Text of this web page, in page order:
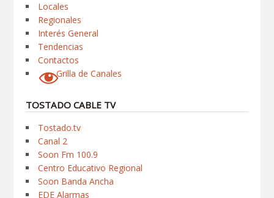
Locales
Regionales
Interés General
Tendencias
Contactos
Grilla de Canales
TOSTADO CABLE TV
Tostado.tv
Canal 2
Soon Fm 100.9
Centro Educativo Regional
Soon Banda Ancha
EDE Alarmas